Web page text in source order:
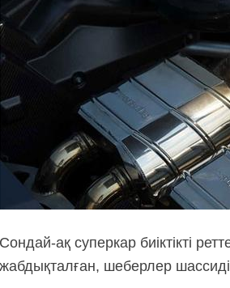
Сондай-ақ суперкар биіктікті
жабдықталған, шеберлер